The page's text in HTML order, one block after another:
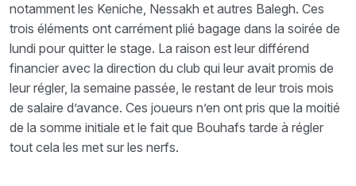
notamment les Keniche, Nessakh et autres Balegh. Ces
trois éléments ont carrément plié bagage dans la soirée de
lundi pour quitter le stage. La raison est leur différend
financier avec la direction du club qui leur avait promis de
leur régler, la semaine passée, le restant de leur trois mois
de salaire d’avance. Ces joueurs n’en ont pris que la moitié
de la somme initiale et le fait que Bouhafs tarde à régler
tout cela les met sur les nerfs.